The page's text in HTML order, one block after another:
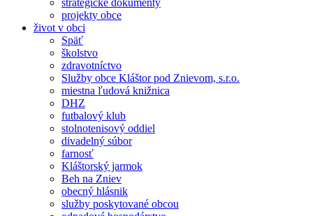
strategické dokumenty
projekty obce
život v obci
Späť
školstvo
zdravotníctvo
Služby obce Kláštor pod Znievom, s.r.o.
miestna ľudová knižnica
DHZ
futbalový klub
stolnotenisový oddiel
divadelný súbor
farnosť
Kláštorský jarmok
Beh na Zniev
obecný hlásnik
služby poskytované obcou